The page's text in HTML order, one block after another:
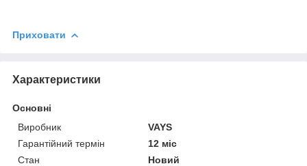
Приховати
Характеристики
Основні
Виробник
VAYS
Гарантійний термін
12 міс
Стан
Новий